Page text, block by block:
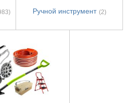
Ручной инструмент (2)